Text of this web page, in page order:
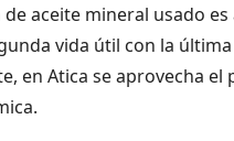
aceite mineral usado
vida útil con la
en Atica se aprovecha